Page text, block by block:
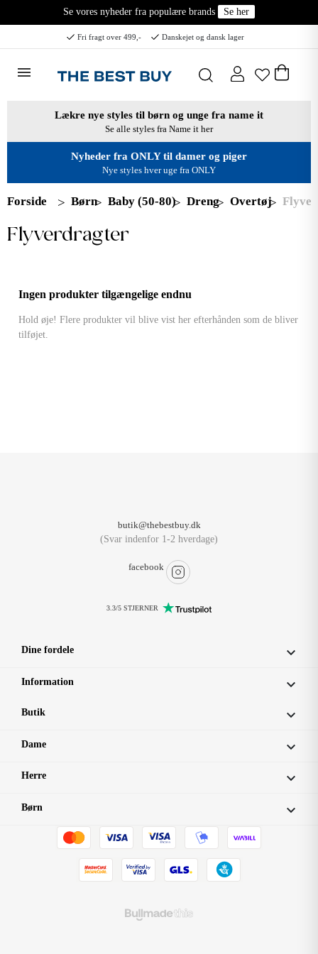
Se vores nyheder fra populære brands Se her
Fri fragt over 499,- Danskejet og dansk lager
Lækre nye styles til børn og unge fra name it
Se alle styles fra Name it her
Nyheder fra ONLY til damer og piger
Nye styles hver uge fra ONLY
Forside Børn Baby (50-80) Dreng Overtøj
Flyverdragter
Ingen produkter tilgængelige endnu
Hold øje! Flere produkter vil blive vist her efterhånden som de bliver
tilføjet.
butik@thebestbuy.dk
(Svar indenfor 1-2 hverdage)
facebook
3.3/5 STJERNER
Dine fordele 
Information 
Butik 
Dame 
Herre 
Børn 